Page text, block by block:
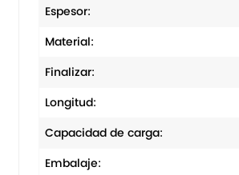
Espesor:
Material:
Finalizar:
Longitud:
Capacidad de carga:
Embalaje: